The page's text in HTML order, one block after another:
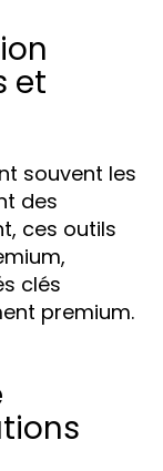
et
souvent les
des
ces outils
clés
premium.